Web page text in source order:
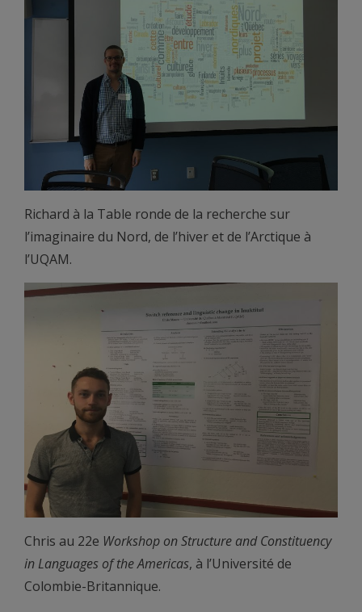
Richard à la Table ronde de la recherche sur
l’imaginaire du Nord, de l’hiver et de l’Arctique à
l’UQAM.
Chris au 22e Workshop on Structure and Constituency
in Languages of the Americas, à l’Université de
Colombie-Britannique.